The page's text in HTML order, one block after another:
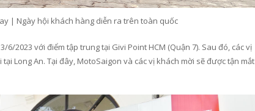
| Ngày hội khách hàng diễn ra trên toàn quốc
2023 với điểm tập trung tại Givi Point HCM (Quận 7). Sau đó, các vị
Long An. Tại đây, MotoSaigon và các vị khách mời sẽ được tận mắt